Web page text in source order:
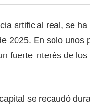
artificial real, se ha
2025. En solo unos
fuerte interés de los
se recaudó